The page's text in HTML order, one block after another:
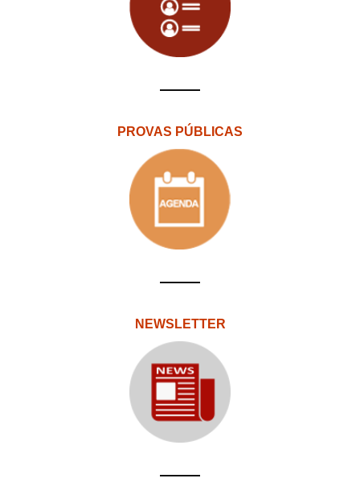
PROVAS PÚBLICAS
NEWSLETTER